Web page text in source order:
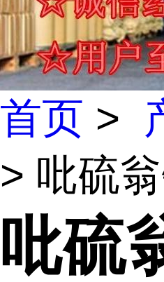
首页 >
> 吡硫
吡硫